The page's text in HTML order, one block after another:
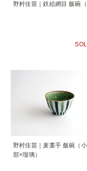
野村佳苗｜鉄絵網目 飯碗（
野村佳苗｜麦藁手 飯碗（
部×瑠璃）